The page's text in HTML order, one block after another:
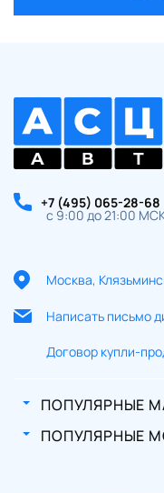
+7 (495) 065-28-68
с 9:00 до 21:00
Москва,
Написать письмо
Договор купли-
ПОПУЛЯРНЫЕ
ПОПУЛЯРНЫЕ